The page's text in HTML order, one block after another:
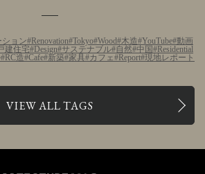
ション Renovation Tokyo Wood 木造 YouTube 動画
建住宅 Design サステナブル 自然 中国
Residential
RC造 Cafe 新築 家具 カフェ Report 現地レポート
VIEW ALL TAGS